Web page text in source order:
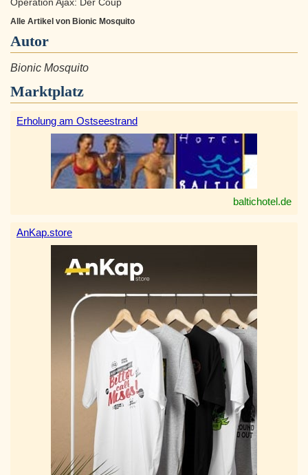
Operation Ajax: Der Coup
Alle Artikel von Bionic Mosquito
Autor
Bionic Mosquito
Marktplatz
Erholung am Ostseestrand
baltichotel.de
AnKap.store